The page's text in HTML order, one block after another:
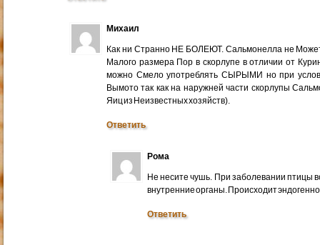
Михаил
Как ни Странно НЕ БОЛЕЮТ. Сальмонелла не
Малого размера Пор в скорлупе в отличии от
можно Смело употреблять СЫРЫМИ но при
Вымото так как на наружней части скорлупы
Яиц из Неизвестных хозяйств).
Ответить
Рома
Не несите чушь. При заболевании птицы
внутренние органы. Происходит
Ответить